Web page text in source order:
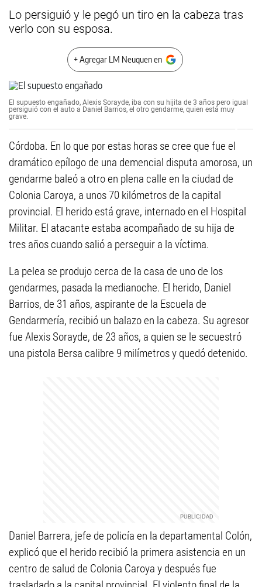
Lo persiguió y le pegó un tiro en la cabeza tras
verlo con su esposa.
+ Agregar LM Neuquen en
El supuesto engañado, Alexis Sorayde, iba con su hijita de 3 años pero igual
persiguió con el auto a Daniel Barrios, el otro gendarme, quien está muy
grave.
Córdoba. En lo que por estas horas se cree que fue el
dramático epílogo de una demencial disputa amorosa, un
gendarme baleó a otro en plena calle en la ciudad de
Colonia Caroya, a unos 70 kilómetros de la capital
provincial. El herido está grave, internado en el Hospital
Militar. El atacante estaba acompañado de su hija de
tres años cuando salió a perseguir a la víctima.
La pelea se produjo cerca de la casa de uno de los
gendarmes, pasada la medianoche. El herido, Daniel
Barrios, de 31 años, aspirante de la Escuela de
Gendarmería, recibió un balazo en la cabeza. Su agresor
fue Alexis Sorayde, de 23 años, a quien se le secuestró
una pistola Bersa calibre 9 milímetros y quedó detenido.
Daniel Barrera, jefe de policía en la departamental Colón,
explicó que el herido recibió la primera asistencia en un
centro de salud de Colonia Caroya y después fue